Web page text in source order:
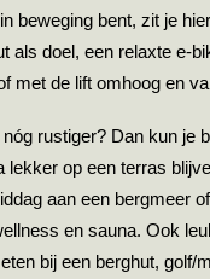
beweging bent, zit je
als doel, een relaxte e-
met de lift omhoog en
nóg rustiger? Dan kun je
lekker op een terras
aan een bergmeer
en sauna. Ook
bij een berghut, golf/